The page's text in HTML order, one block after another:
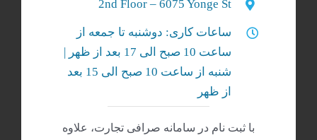
2nd Floor – 6075 Yonge St
ساعات کاری: دوشنبه تا جمعه از
ساعت 10 صبح الی 17 بعد از ظهر |
شنبه‌ از ساعت 10 صبح الی 15 بعد
از ظهر
با ثبت نام در سامانه صرافی تجارت، علاوه